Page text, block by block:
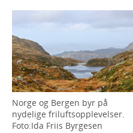
Norge og Bergen byr på
nydelige friluftsopplevelser.
Foto:Ida Friis Byrgesen